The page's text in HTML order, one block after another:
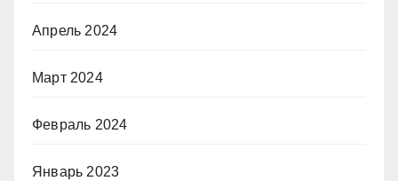
Апрель 2024
Март 2024
Февраль 2024
Январь 2023